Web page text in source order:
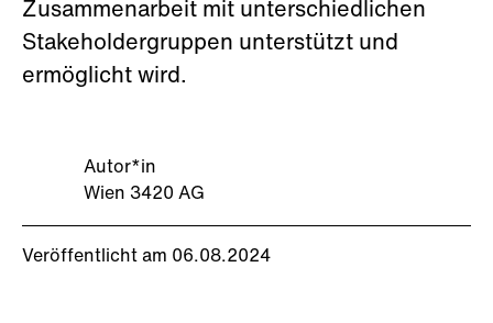
Autor*in
Wien 3420 AG
Veröffentlicht am 06.08.2024
Zusammenarbeit mit unterschiedlichen
Stakeholdergruppen unterstützt und
ermöglicht wird.